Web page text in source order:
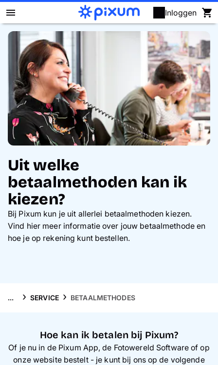
Inloggen
Fotoboek maken
Foto's afdrukken
Posters & wanddecoratie
Kalenders
Fotocadeaus
Kaarten
Fotopuzzels
Gsm-hoesjes
Uit welke
betaalmethoden kan ik
kiezen?
Bij Pixum kun je uit allerlei betaalmethoden kiezen.
Vind hier meer informatie over jouw betaalmethode en
hoe je op rekening kunt bestellen.
... SERVICE BETAALMETHODES
Hoe kan ik betalen bij Pixum?
Of je nu in de Pixum App, de Fotowereld Software of op
onze website bestelt - je kunt bij ons op de volgende